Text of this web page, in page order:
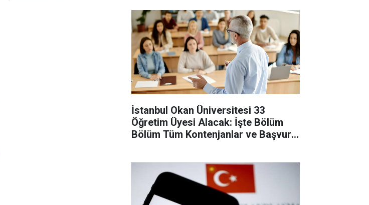
İstanbul Okan Üniversitesi 33
Öğretim Üyesi Alacak: İşte Bölüm
Bölüm Tüm Kontenjanlar ve Başvuru